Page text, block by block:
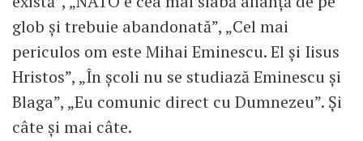
glob și trebuie abandonată”, „Cel mai
periculos om este Mihai Eminescu. El și Iisus
Hristos”, „În școli nu se studiază Eminescu și
Blaga”, „Eu comunic direct cu Dumnezeu”. Și
câte și mai câte.